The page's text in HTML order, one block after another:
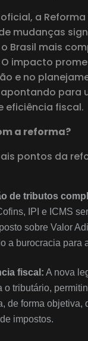
a
mudanças
Brasil mais
impacto
e no
para
eficiência fiscal.
a reforma?
pontos da
de tributos
IPI e ICMS
sobre Valor
a burocracia para
fiscal: A nova
o tributário,
de forma objetiva,
impostos.